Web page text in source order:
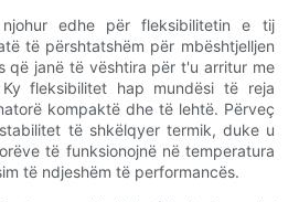
edhe për fleksibilitetin e tij
të përshtatshëm për mbështjelljen
që janë të vështira për t'u arritur me
Ky fleksibilitet hap mundësi të reja
kompaktë dhe të lehtë. Përveç
të shkëlqyer termik, duke u
të funksionojnë në temperatura
të ndjeshëm të performancës.